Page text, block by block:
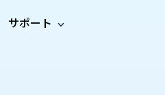
サポート